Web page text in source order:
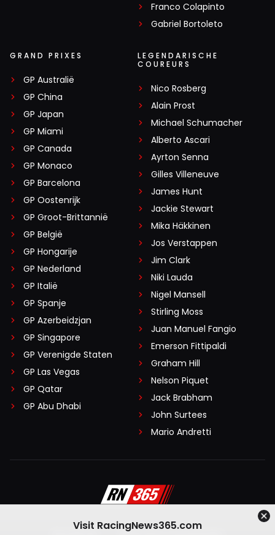
Franco Colapinto
Gabriel Bortoleto
GRAND PRIXES
GP Australië
GP China
GP Japan
GP Miami
GP Canada
GP Monaco
GP Barcelona
GP Oostenrijk
GP Groot-Brittannië
GP België
GP Hongarije
GP Nederland
GP Italië
GP Spanje
GP Azerbeidzjan
GP Singapore
GP Verenigde Staten
GP Las Vegas
GP Qatar
GP Abu Dhabi
LEGENDARISCHE
COUREURS
Nico Rosberg
Alain Prost
Michael Schumacher
Alberto Ascari
Ayrton Senna
Gilles Villeneuve
James Hunt
Jackie Stewart
Mika Häkkinen
Jos Verstappen
Jim Clark
Niki Lauda
Nigel Mansell
Stirling Moss
Juan Manuel Fangio
Emerson Fittipaldi
Graham Hill
Nelson Piquet
Jack Brabham
John Surtees
Mario Andretti
Visit RacingNews365.com